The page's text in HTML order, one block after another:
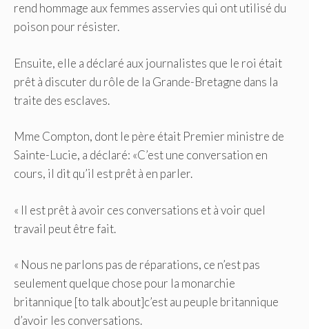
rend hommage aux femmes asservies qui ont utilisé du
poison pour résister.
Ensuite, elle a déclaré aux journalistes que le roi était
prêt à discuter du rôle de la Grande-Bretagne dans la
traite des esclaves.
Mme Compton, dont le père était Premier ministre de
Sainte-Lucie, a déclaré: «C’est une conversation en
cours, il dit qu’il est prêt à en parler.
« Il est prêt à avoir ces conversations et à voir quel
travail peut être fait.
« Nous ne parlons pas de réparations, ce n’est pas
seulement quelque chose pour la monarchie
britannique [to talk about]c’est au peuple britannique
d’avoir les conversations.